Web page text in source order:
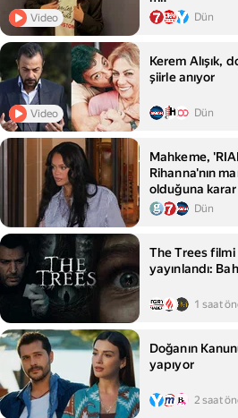
Video Dün
Video
Kerem Alışık,
şiirle anıyor
Dün
Mahkeme,
Rihanna'nın
olduğuna
Dün
The Trees
yayınlandı:
1 saat
Doğanın
yapıyor
2 saat